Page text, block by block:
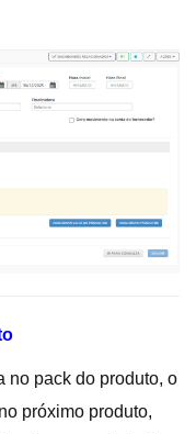
no pack do produto, o
próximo produto,